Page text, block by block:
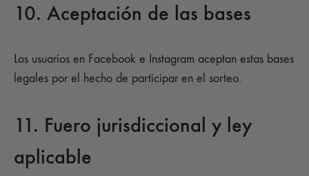
10. Aceptación de las bases
Los usuarios en Facebook e Instagram aceptan estas bases
legales por el hecho de participar en el sorteo.
11. Fuero jurisdiccional y ley
aplicable